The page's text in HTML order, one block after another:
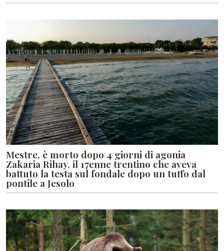
Mestre, è morto dopo 4 giorni di agonia
Zakaria Rihay, il 17enne trentino che aveva
battuto la testa sul fondale dopo un tuffo dal
pontile a Jesolo